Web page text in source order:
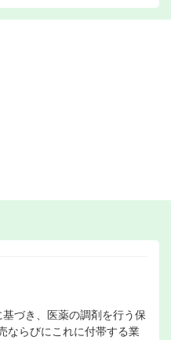
づき、医薬の調剤を行う保
ならびにこれに付帯する業